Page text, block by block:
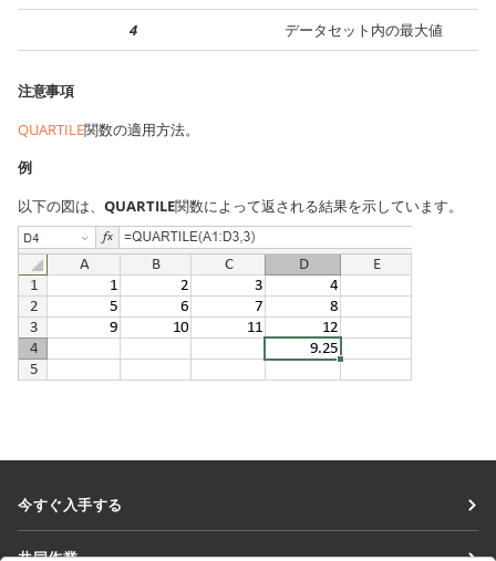
4 データセット内の最大値
注意事項
QUARTILE関数の適用方法。
例
以下の図は、 QUARTILE関数によって返される結果を示しています。
今すぐ入手する